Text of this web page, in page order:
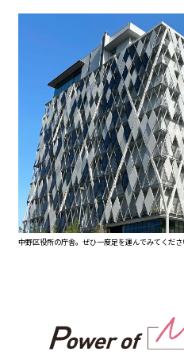
中野区役所の庁舎。ぜひ一度足を運んでみてくださ